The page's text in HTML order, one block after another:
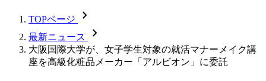
TOPページ chevron_forward
最新ニュース chevron_forward
大阪国際大学が、女子学生対象の就活マナーメイク講
座を高級化粧品メーカー「アルビオン」に委託